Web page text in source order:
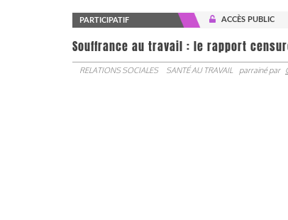
PARTICIPATIF ACCÈS PUBLIC
Souffrance au travail : le rapport
RELATIONS SOCIALES SANTÉ AU TRAVAIL parrainé par